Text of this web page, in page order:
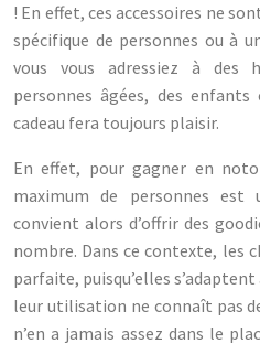
! En effet, ces accessoires ne
spécifique de personnes ou à
vous vous adressiez à des
personnes âgées, des
cadeau fera toujours plaisir.
En effet, pour gagner en
maximum de personnes
convient alors d’offrir des
nombre. Dans ce contexte, les
parfaite, puisqu’elles
leur utilisation ne connaît pas
n’en a jamais assez dans le